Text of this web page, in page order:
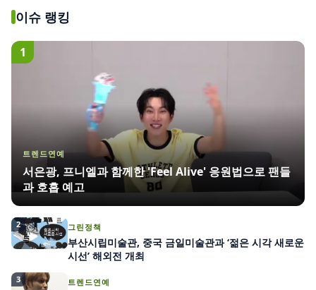
이슈 랭킹
1
트렌드연예
서은광, 프니엘과 함께한 'Feel Alive' 응원법으로 팬들
과 호흡 예고
2 그린정책
부산시립미술관, 중국 금일미술관과 ‘젊은 시각 새로운
시선’ 해외전 개최
3 트렌드연예